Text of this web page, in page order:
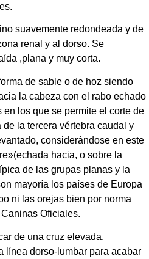
suavemente redondeada y de
renal y al dorso. Se
,plana y muy corta.
de sable o de hoz siendo
la cabeza con el rabo echado
los que se permite el corte de
la tercera vértebra caudal y
considerándose en este
hacia, o sobre la
de las grupas planas y la
mayoría los países de Europa
ni las orejas bien por norma
Oficiales.
de una cruz elevada,
línea dorso-lumbar para acabar